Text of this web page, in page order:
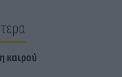
καιρού